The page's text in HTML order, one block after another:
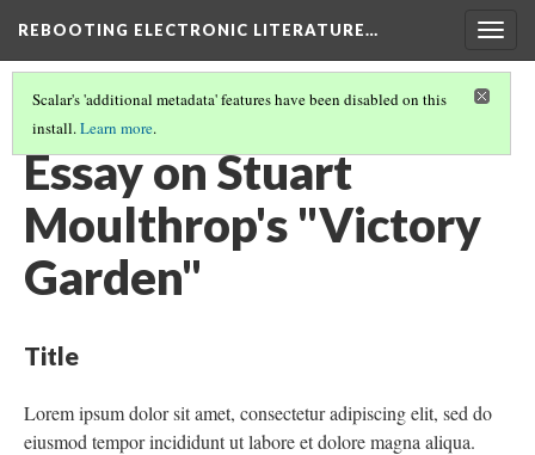
REBOOTING ELECTRONIC LITERATURE…
Scalar's 'additional metadata' features have been disabled on this
install.Learn more.
STUART MOULTHROP'S "VICTORY GARDEN"
Essay on Stuart
Moulthrop's "Victory
Garden"
Title
Lorem ipsum dolor sit amet, consectetur adipiscing elit, sed do
eiusmod tempor incididunt ut labore et dolore magna aliqua.